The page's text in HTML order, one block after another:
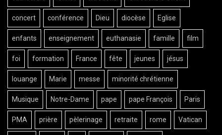
concert conférence Dieu diocèse Eglise
enfants enseignement euthanasie famille film
foi formation France fête jeunes jésus
louange Marie messe minorité chrétienne
Musique Notre-Dame pape pape François Paris
PMA prière pèlerinage retraite rome Vatican